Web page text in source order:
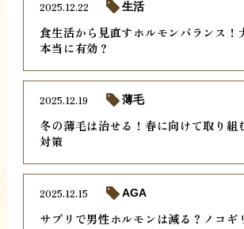
食生活から見直すホルモンバランス！
本当に有効？
2025.12.22 生活
冬の薄毛は治せる！春に向けて取り組
対策
2025.12.19 薄毛
サプリで男性ホルモンは減る？ノコギ
2025.12.15 AGA